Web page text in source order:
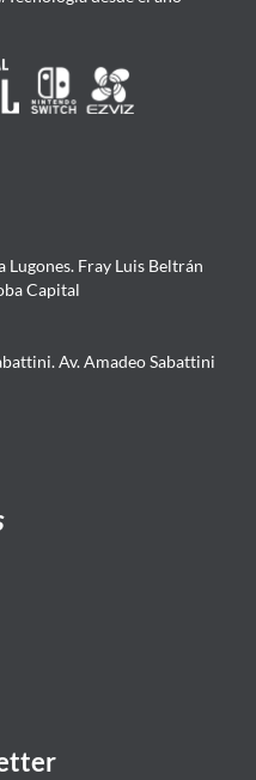
Lugones. Fray Luis Beltrán
Capital
Av. Amadeo Sabattini